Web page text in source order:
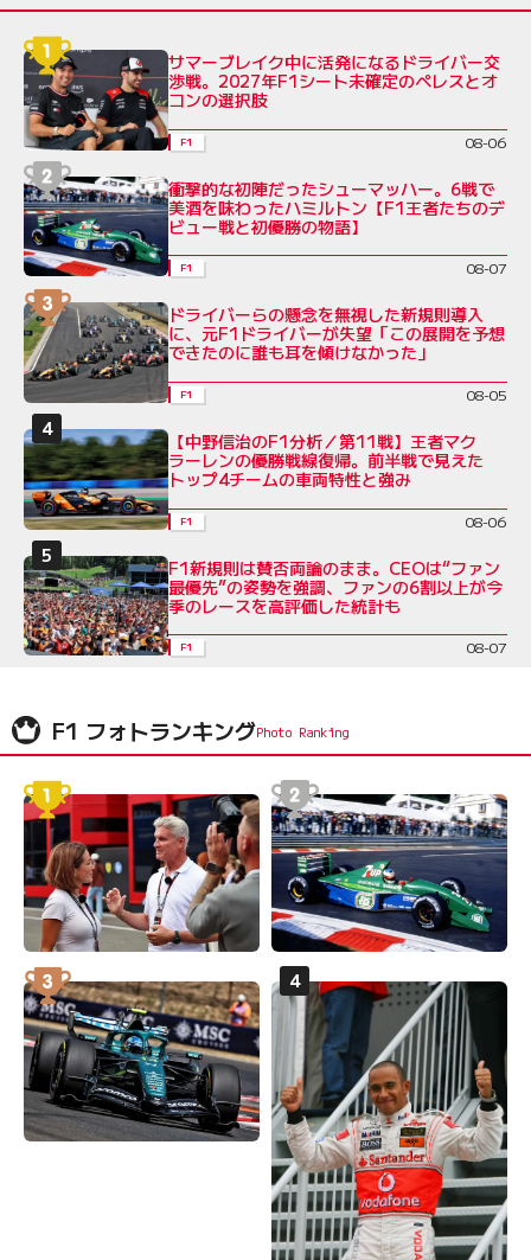
サマーブレイク中に活発になるドライバー交
渉戦。2027年F1シート未確定のペレスとオ
コンの選択肢
F1 08-06
衝撃的な初陣だったシューマッハー。6戦で
美酒を味わったハミルトン【F1王者たちのデ
ビュー戦と初優勝の物語】
F1 08-07
ドライバーらの懸念を無視した新規則導入
に、元F1ドライバーが失望「この展開を予想
できたのに誰も耳を傾けなかった」
F1 08-05
【中野信治のF1分析／第11戦】王者マク
ラーレンの優勝戦線復帰。前半戦で見えた
トップ4チームの車両特性と強み
F1 08-06
F1新規則は賛否両論のまま。CEOは“ファン
最優先”の姿勢を強調、ファンの6割以上が今
季のレースを高評価した統計も
F1 08-07
F1 フォトランキング